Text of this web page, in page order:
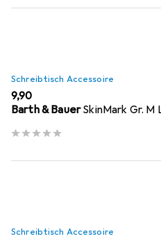
Schreibtisch Accessoire
EUR
9,90
Barth & BauerSkinMark Gr.
Schreibtisch Accessoire